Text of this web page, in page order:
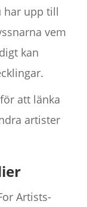
har upp till
vem
kan
att länka
artister
Artists-